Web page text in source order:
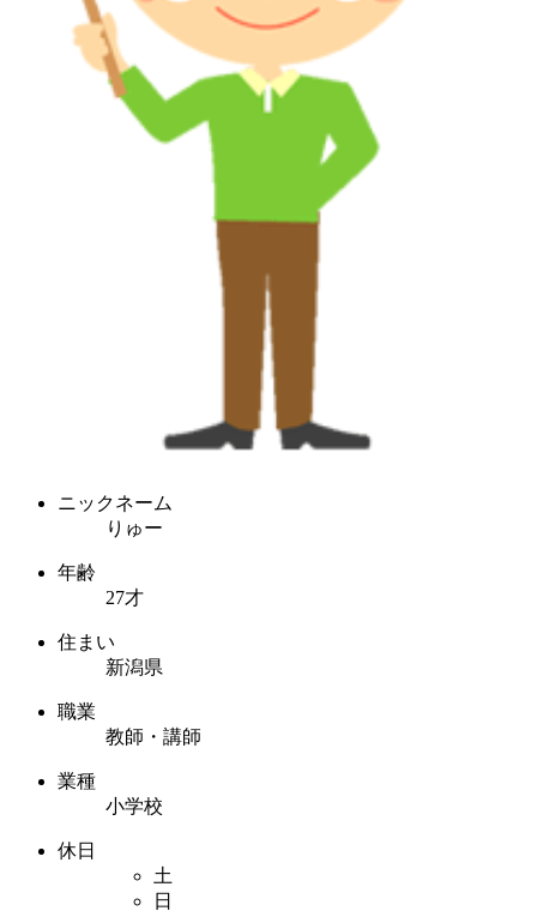
ニックネーム
りゅー
年齢
27才
住まい
新潟県
職業
教師・講師
業種
小学校
休日
土
日